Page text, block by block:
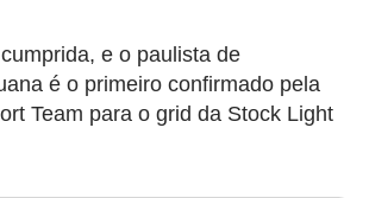
e o paulista de
é o primeiro confirmado pela
Team para o grid da Stock Light